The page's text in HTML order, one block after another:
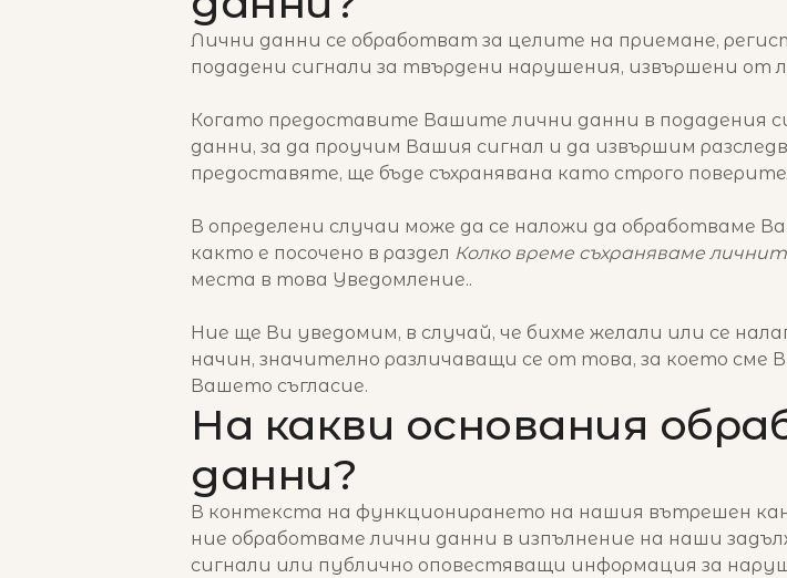
Лични данни се обработват за целите на приемане,
подадени сигнали за твърдени нарушения, извършени от
Когато предоставите Вашите лични данни в подадения
данни, за да проучим Вашия сигнал и да извършим
предоставяте, ще бъде съхранявана като строго
В определени случаи може да се наложи да обработваме
както е посочено в раздел Колко време съхраняваме
места в това Уведомление..
Ние ще Ви уведомим, в случай, че бихме желали или се
начин, значително различаващи се от това, за което
Вашето съгласие.
На какви основания
данни?
В контекста на функционирането на нашия вътрешен
ние обработваме лични данни в изпълнение на наши
сигнали или публично оповестяващи информация за